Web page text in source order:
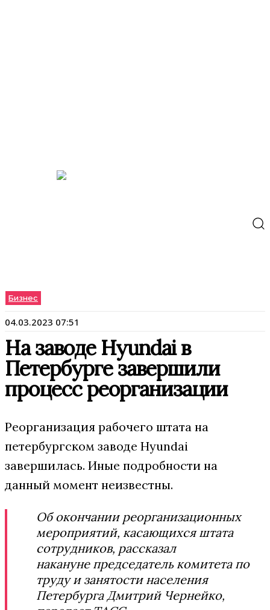
Бизнес
04.03.2023 07:51
На заводе Hyundai в
Петербурге завершили
процесс реорганизации
Реорганизация рабочего штата на
петербургском заводе Hyundai
завершилась. Иные подробности на
данный момент неизвестны.
Об окончании реорганизационных
мероприятий, касающихся штата
сотрудников, рассказал
накануне председатель комитета по
труду и занятости населения
Петербурга Дмитрий Чернейко,